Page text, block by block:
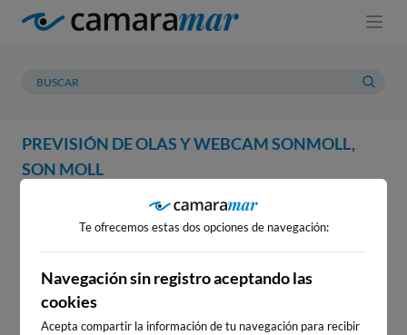
PREVISIÓN DE OLAS Y WEBCAM SONMOLL,
SON MOLL
PREVISIÓN METEOROLOGÍA
WEBCAM SONMOLL, SON
MOLL
Te ofrecemos estas dos opciones de navegación:
Navegación sin registro aceptando las
cookies
Acepta compartir la información de tu navegación para recibir